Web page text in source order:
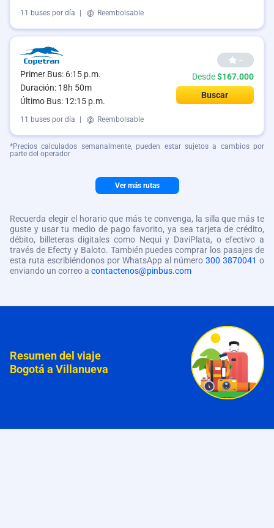
11 buses por día | Reembolsable
Primer Bus: 6:15 p.m.
Duración: 18h 50m
Último Bus: 12:15 p.m.
--
Desde$167.000
Buscar
11 buses por día Reembolsable
*Precios calculados semanalmente, pueden estar sujetos a cambios por
parte del operador
Ver más rutas
Recuerda elegir el horario que más te convenga, la silla que más te
guste y usar tu medio de pago favorito, ya sea tarjeta de crédito,
débito, billeteras digitales como Nequi y DaviPlata, o efectivo a
través de Efecty y Baloto. También puedes comprar los pasajes de
esta ruta escribiéndonos por WhatsApp al número 300 3870041 o
enviando un correo a contactenos@pinbus.com
Resumen del viaje
Bogotá a Villanueva